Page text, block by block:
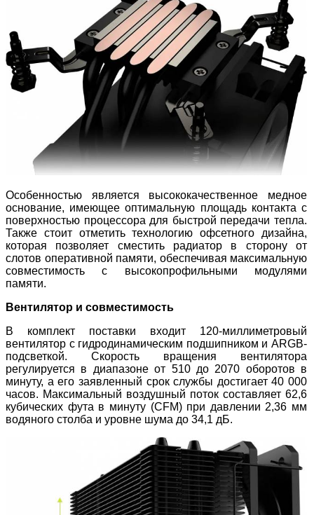
Особенностью является высококачественное медное
основание, имеющее оптимальную площадь контакта с
поверхностью процессора для быстрой передачи тепла.
Также стоит отметить технологию офсетного дизайна,
которая позволяет сместить радиатор в сторону от
слотов оперативной памяти, обеспечивая максимальную
совместимость с высокопрофильными модулями
памяти.
Вентилятор и совместимость
В комплект поставки входит 120-миллиметровый
вентилятор с гидродинамическим подшипником и ARGB-
подсветкой. Скорость вращения вентилятора
регулируется в диапазоне от 510 до 2070 оборотов в
минуту, а его заявленный срок службы достигает 40 000
часов. Максимальный воздушный поток составляет 62,6
кубических фута в минуту (CFM) при давлении 2,36 мм
водяного столба и уровне шума до 34,1 дБ.